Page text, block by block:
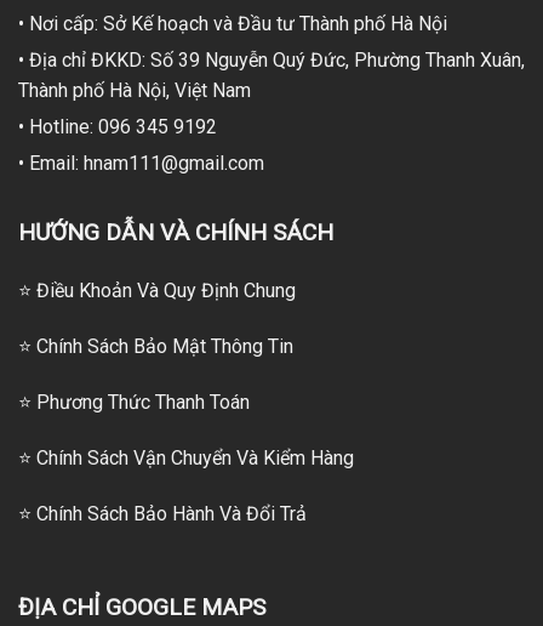
• Nơi cấp: Sở Kế hoạch và Đầu tư Thành phố Hà Nội
• Địa chỉ ĐKKD: Số 39 Nguyễn Quý Đức, Phường Thanh Xuân,
Thành phố Hà Nội, Việt Nam
• Hotline: 096 345 9192
• Email: hnam111@gmail.com
HƯỚNG DẪN VÀ CHÍNH SÁCH
⭐ Điều Khoản Và Quy Định Chung
⭐ Chính Sách Bảo Mật Thông Tin
⭐ Phương Thức Thanh Toán
⭐ Chính Sách Vận Chuyển Và Kiểm Hàng
⭐ Chính Sách Bảo Hành Và Đổi Trả
ĐỊA CHỈ GOOGLE MAPS